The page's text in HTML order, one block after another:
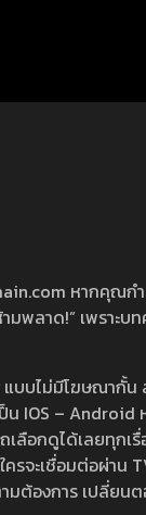
หากคุณก
มพลาด!” เพราะ
แบบไม่มีโฆษณากั้
ป็น IOS –
ลือกดูได้เลยทุกเ
รจะเชื่อมต่อผ่าน
มต้องการ เปลี่ยน